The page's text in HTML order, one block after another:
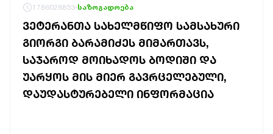
1786028853 საზოგადოება
ᲕᲔᲢᲔᲠᲐᲜᲗᲐ ᲡᲐᲮᲔᲚᲛᲬᲘᲤᲝ ᲡᲐᲛᲡᲐᲮᲣᲠᲘ
ᲒᲘᲝᲠᲒᲘ ᲑᲐᲠᲐᲛᲘᲫᲔᲡ ᲛᲘᲛᲐᲠᲗᲐᲕᲡ,
ᲡᲐᲯᲐᲠᲝᲓ ᲛᲝᲘᲮᲐᲓᲝᲡ ᲑᲝᲓᲘᲨᲘ ᲓᲐ
ᲣᲐᲠᲧᲝᲡ ᲛᲘᲡ ᲛᲘᲔᲠ ᲒᲐᲕᲠᲪᲔᲚᲔᲑᲣᲚᲘ,
ᲓᲐᲣᲓᲐᲡᲢᲣᲠᲔᲑᲔᲚᲘ ᲘᲜᲤᲝᲠᲛᲐᲪᲘᲐ